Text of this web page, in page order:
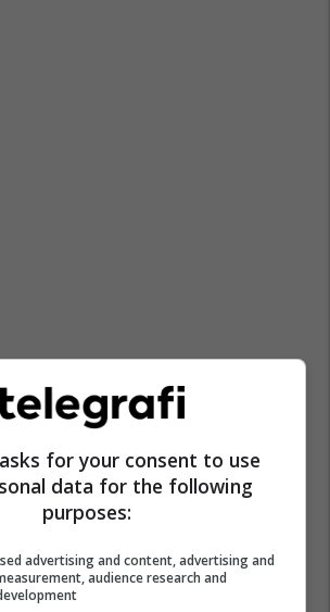
for your consent to use
data for the following
purposes:
advertising and content, advertising and
audience research and